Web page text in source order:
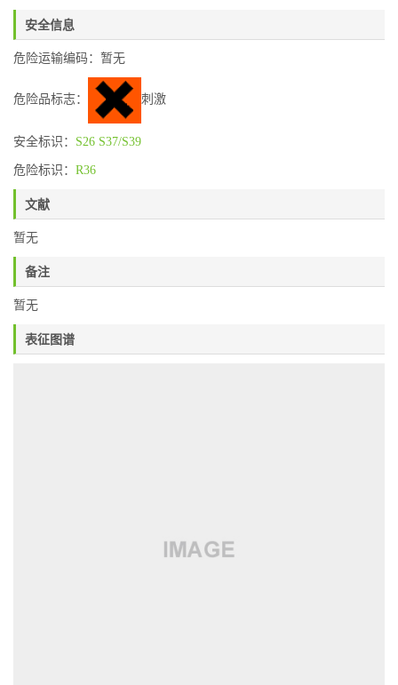
安全信息
危险运输编码：暂无
危险品标志： 刺激
安全标识： S26 S37/S39
危险标识： R36
文献
暂无
备注
暂无
表征图谱